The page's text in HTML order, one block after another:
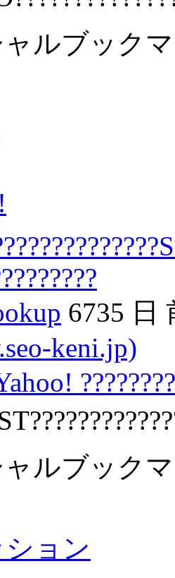
ャルブック
6735 日
keni.jp)
????????
ャルブック
ョン